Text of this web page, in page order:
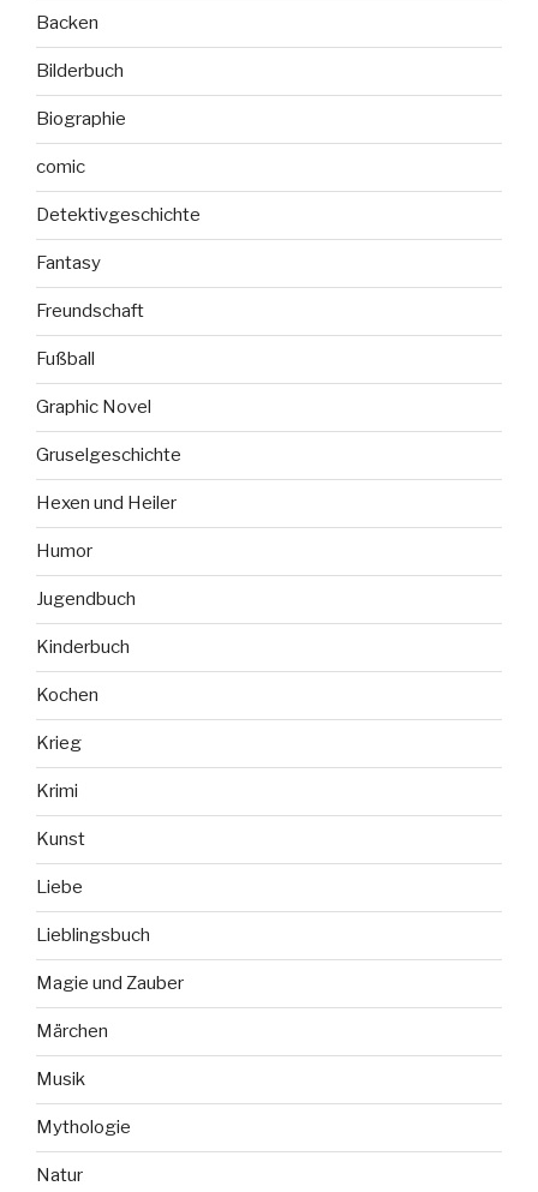
Backen
Bilderbuch
Biographie
comic
Detektivgeschichte
Fantasy
Freundschaft
Fußball
Graphic Novel
Gruselgeschichte
Hexen und Heiler
Humor
Jugendbuch
Kinderbuch
Kochen
Krieg
Krimi
Kunst
Liebe
Lieblingsbuch
Magie und Zauber
Märchen
Musik
Mythologie
Natur